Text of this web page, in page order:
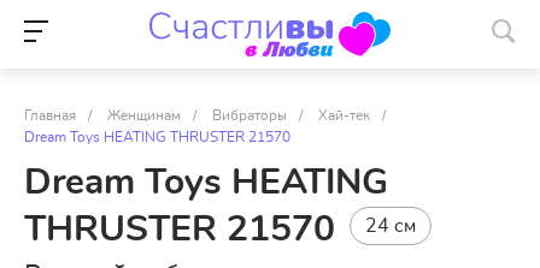
Главная / Женщинам / Вибраторы / Хай-тек
/
Dream Toys HEATING THRUSTER 21570
Dream Toys HEATING
THRUSTER 21570
24 см